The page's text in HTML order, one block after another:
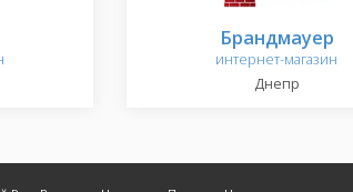
Брандмауер
интернет-магазин
Днепр